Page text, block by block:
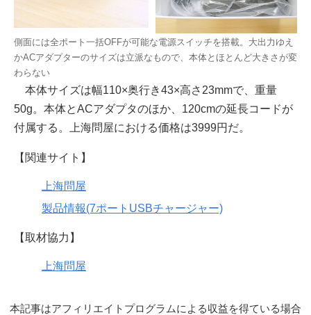
側面には全ポート一括OFFが可能な電源スイッチを搭載。大出力ゆえ
かACアダプターのサイズは立派なもので、本体とほとんど大きさが変
わらない
本体サイズは幅110×奥行き43×高さ23mmで、重量
50g。本体とACアダプタのほか、120cmの延長コードが
付属する。上海問屋における価格は3999円だ。
【関連サイト】
上海問屋
製品情報(7ポートUSBチャージャー)
【取材協力】
上海問屋
本記事はアフィリエイトプログラムによる収益を得ている場合